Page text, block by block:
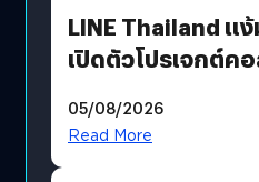
LINE Thailand แ
เปิดตัวโปรเจกต์ค
Moon x LINE
05/08/2026
Read More